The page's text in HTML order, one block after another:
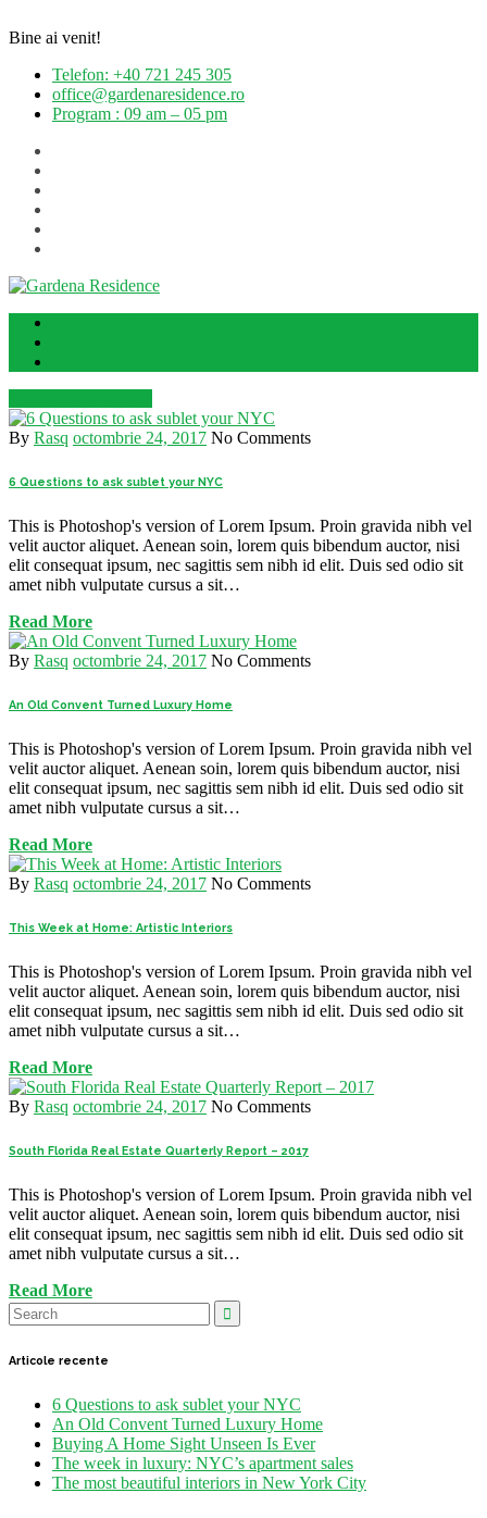
Bine ai venit!
Telefon: +40 721 245 305
office@gardenaresidence.ro
Program : 09 am – 05 pm
By Rasq octombrie 24, 2017 No Comments
6 Questions to ask sublet your NYC
This is Photoshop's version of Lorem Ipsum. Proin gravida nibh vel
velit auctor aliquet. Aenean soin, lorem quis bibendum auctor, nisi
elit consequat ipsum, nec sagittis sem nibh id elit. Duis sed odio sit
amet nibh vulputate cursus a sit…
Read More
By Rasq octombrie 24, 2017 No Comments
An Old Convent Turned Luxury Home
This is Photoshop's version of Lorem Ipsum. Proin gravida nibh vel
velit auctor aliquet. Aenean soin, lorem quis bibendum auctor, nisi
elit consequat ipsum, nec sagittis sem nibh id elit. Duis sed odio sit
amet nibh vulputate cursus a sit…
Read More
By Rasq octombrie 24, 2017 No Comments
This Week at Home: Artistic Interiors
This is Photoshop's version of Lorem Ipsum. Proin gravida nibh vel
velit auctor aliquet. Aenean soin, lorem quis bibendum auctor, nisi
elit consequat ipsum, nec sagittis sem nibh id elit. Duis sed odio sit
amet nibh vulputate cursus a sit…
Read More
By Rasq octombrie 24, 2017 No Comments
South Florida Real Estate Quarterly Report – 2017
This is Photoshop's version of Lorem Ipsum. Proin gravida nibh vel
velit auctor aliquet. Aenean soin, lorem quis bibendum auctor, nisi
elit consequat ipsum, nec sagittis sem nibh id elit. Duis sed odio sit
amet nibh vulputate cursus a sit…
Read More
Articole recente
6 Questions to ask sublet your NYC
An Old Convent Turned Luxury Home
Buying A Home Sight Unseen Is Ever
The week in luxury: NYC’s apartment sales
The most beautiful interiors in New York City